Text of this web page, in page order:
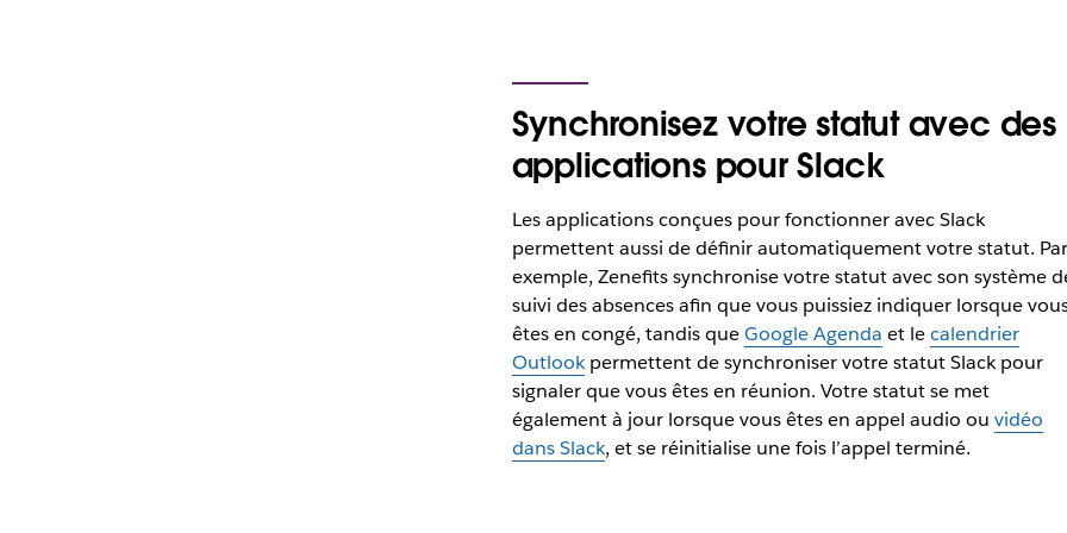
Synchronisez votre statut avec des
applications pour Slack
Les applications conçues pour fonctionner avec Slack
permettent aussi de définir automatiquement votre statut. Par
exemple, Zenefits synchronise votre statut avec son système
suivi des absences afin que vous puissiez indiquer lorsque
êtes en congé, tandis queGoogle Agenda et lecalendrier
Outlookpermettent de synchroniser votre statut Slack pour
signaler que vous êtes en réunion. Votre statut se met
également à jour lorsque vous êtes en appel audio ou vidéo
dans Slack, et se réinitialise une fois l’appel terminé.